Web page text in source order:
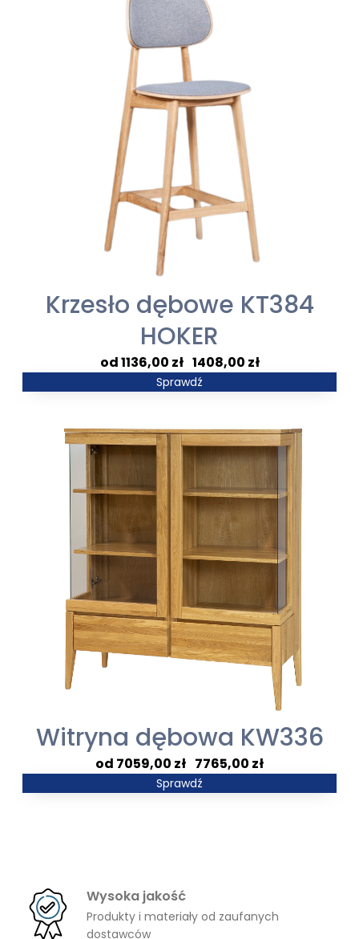
1066,00 zł
Krzesło dębowe KT384
HOKER
1136,00 zł– 1408,00 zł
Zakres
do
1408,00 zł
Sprawdź
Witryna dębowa KW336
7059,00 zł 7765,00 zł
Zakres
Sprawdź
Wysoka jakość
Produkty i materiały od zaufanych
dostawców